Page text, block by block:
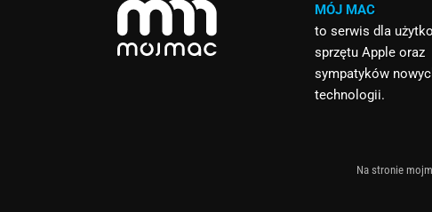
MÓJ MAC
to serwis dla
sprzętu Apple oraz
sympatyków
technologii.
Na stronie